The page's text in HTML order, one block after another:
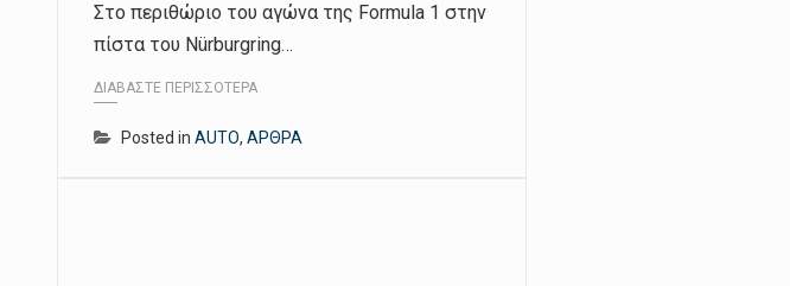
Στο περιθώριο του αγώνα της Formula 1 στην
πίστα του Nürburgring…
ΔΙΑΒΆΣΤΕ ΠΕΡΙΣΣΌΤΕΡΑ
Posted in AUTO, ΑΡΘΡΑ